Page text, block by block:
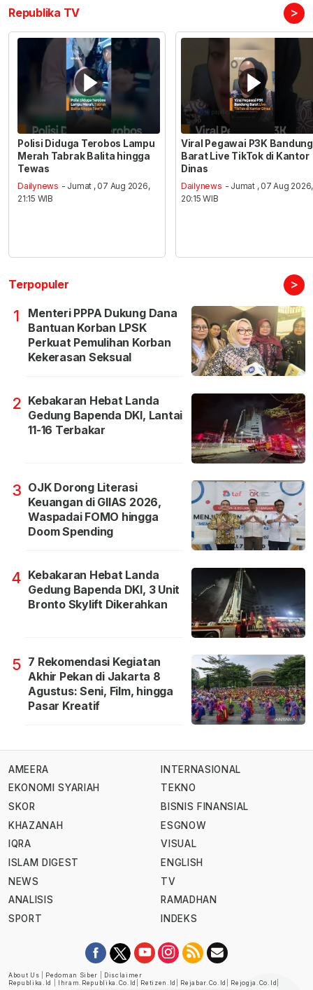
Republika TV >
Polisi Diduga Terobos Lampu
Merah Tabrak Balita hingga
Tewas
Dailynews - Jumat , 07 Aug 2026,
21:15 WIB
Viral Pegawai P3K Bandung
Barat Live TikTok di Kantor
Dinas
Dailynews - Jumat , 07 Aug 2026,
20:15 WIB
Terpopuler >
1
Menteri PPPA Dukung Dana
Bantuan Korban LPSK
Perkuat Pemulihan Korban
Kekerasan Seksual
2 Kebakaran Hebat Landa
Gedung Bapenda DKI, Lantai
11-16 Terbakar
3 OJK Dorong Literasi
Keuangan di GIIAS 2026,
Waspadai FOMO hingga
Doom Spending
4 Kebakaran Hebat Landa
Gedung Bapenda DKI, 3 Unit
Bronto Skylift Dikerahkan
5 7 Rekomendasi Kegiatan
Akhir Pekan di Jakarta 8
Agustus: Seni, Film, hingga
Pasar Kreatif
AMEERA
EKONOMI SYARIAH
SKOR
KHAZANAH
IQRA
ISLAM DIGEST
NEWS
ANALISIS
SPORT
INTERNASIONAL
TEKNO
BISNIS FINANSIAL
ESGNOW
VISUAL
ENGLISH
TV
RAMADHAN
INDEKS
About Us Pedoman Siber
Disclaimer
Republika.id
Ihram.republika.co.id Retizen.id Rejabar.co.id Rejogja.co.id